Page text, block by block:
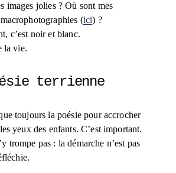
images jolies ? Où sont mes
(ici) ?
c’est noir et blanc.
la vie.
terrienne
toujours la poésie pour accrocher
yeux des enfants. C’est important.
trompe pas : la démarche n’est pas